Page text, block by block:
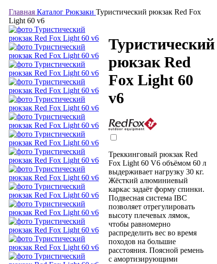
Главная Каталог Рюкзаки Туристический рюкзак Red Fox
Light 60 v6
Туристический
рюкзак Red
Fox Light 60
v6
Треккинговый рюкзак Red
Fox Light 60 V6 объёмом 60 л
выдерживает нагрузку 30 кг.
Жёсткий алюминиевый
каркас задаёт форму спинки.
Подвесная система IBC
позволяет отрегулировать
высоту плечевых лямок,
чтобы равномерно
распределить вес во время
походов на большие
расстояния. Поясной ремень
с амортизирующими